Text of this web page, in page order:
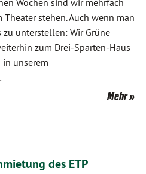
Wochen sind wir mehrfach
stehen. Auch wenn man
zu unterstellen: Wir Grüne
zum Drei-Sparten-Haus
in unserem
Mehr
des ETP